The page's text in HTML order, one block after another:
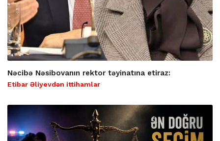
Nəcibə Nəsibovanın rektor təyinatına etiraz:
Etibar Əliyevdən ittihamlar